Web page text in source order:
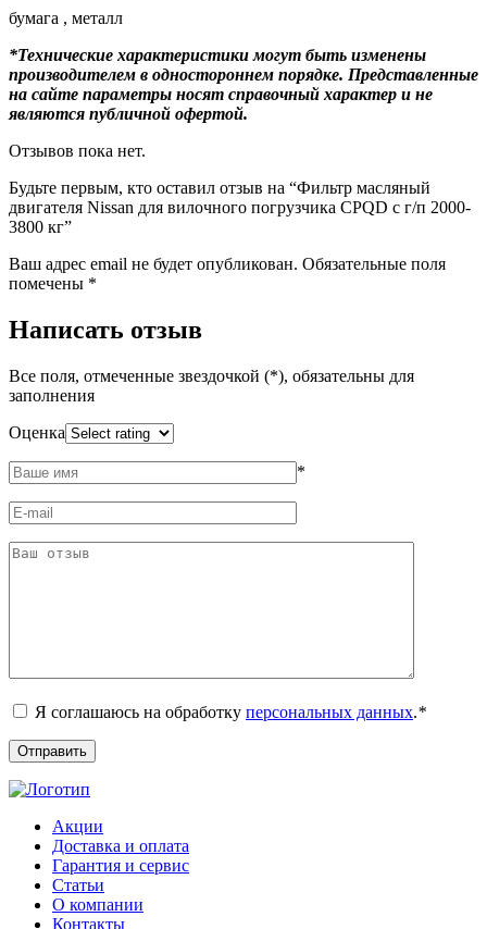
бумага , металл
*Технические характеристики могут быть изменены
производителем в одностороннем порядке. Представленные
на сайте параметры носят справочный характер и не
являются публичной офертой.
Отзывов пока нет.
Будьте первым, кто оставил отзыв на “Фильтр масляный
двигателя Nissan для вилочного погрузчика CPQD с г/п 2000-
3800 кг”
Ваш адрес email не будет опубликован. Обязательные поля
помечены *
Написать отзыв
Все поля, отмеченные звездочкой (*), обязательны для
заполнения
Оценка
*
Я соглашаюсь на обработку персональных данных.*
Акции
Доставка и оплата
Гарантия и сервис
Статьи
О компании
Контакты